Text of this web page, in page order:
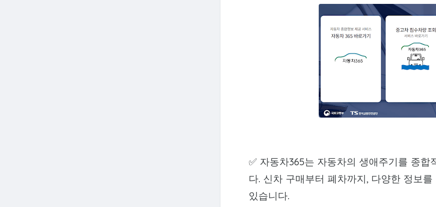
✅ 자동차365는 자동차의 생애주기를 종
다. 신차 구매부터 폐차까지, 다양한 정보
있습니다.